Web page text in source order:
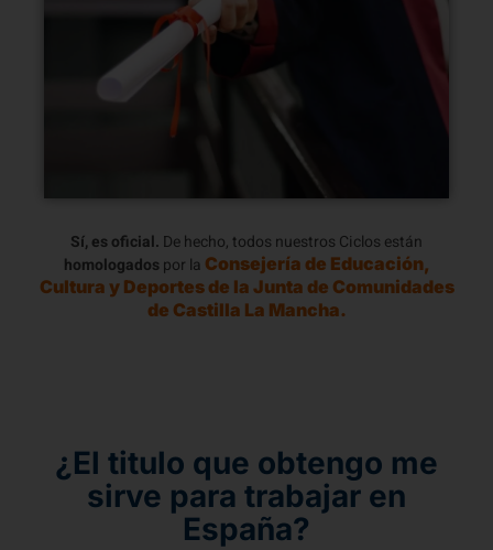
Sí, es oficial. De hecho, todos nuestros Ciclos están
homologados por la Consejería de Educación,
Cultura y Deportes de la Junta de Comunidades
de Castilla La Mancha.
¿El titulo que obtengo me
sirve para trabajar en
España?